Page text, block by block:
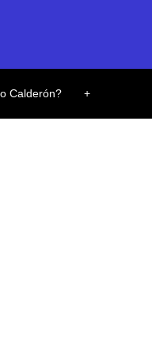
Calderón? +